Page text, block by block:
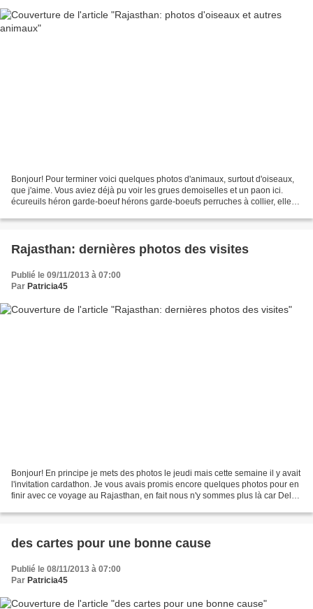
Bonjour! Pour terminer voici quelques photos d'animaux, surtout d'oiseaux,
que j'aime. Vous aviez déjà pu voir les grues demoiselles et un paon ici.
écureuils héron garde-boeuf hérons garde-boeufs perruches à collier, elles
Rajasthan: dernières photos des visites
Publié le 09/11/2013 à 07:00
Par Patricia45
Bonjour! En principe je mets des photos le jeudi mais cette semaine il y avait
l'invitation cardathon. Je vous avais promis encore quelques photos pour en
finir avec ce voyage au Rajasthan, en fait nous n'y sommes plus là car Delhi
des cartes pour une bonne cause
Publié le 08/11/2013 à 07:00
Par Patricia45